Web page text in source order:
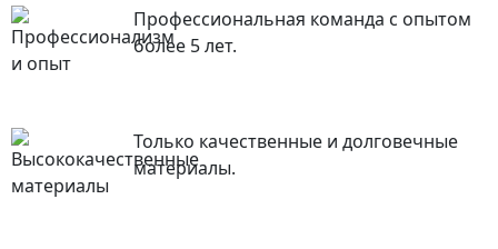
Профессиональная команда с опытом
более 5 лет.
Только качественные и долговечные
материалы.